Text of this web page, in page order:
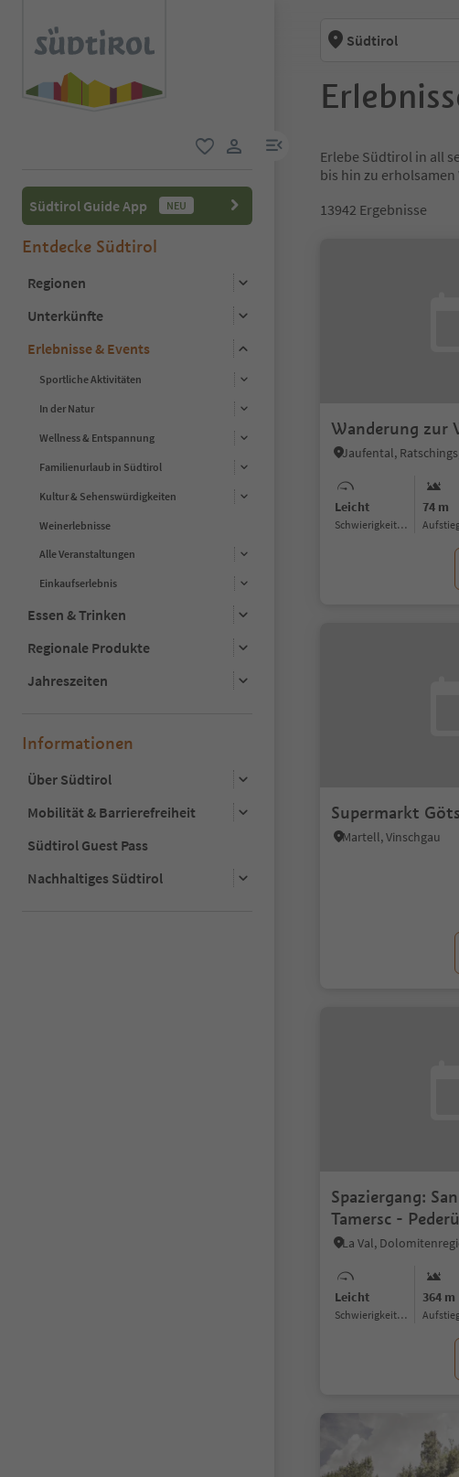
menu link
Südtirol Guide App NEU
Entdecke Südtirol
Regionen
Unterkünfte
Erlebnisse & Events
Sportliche Aktivitäten
In der Natur
Wellness & Entspannung
Familienurlaub in Südtirol
Kultur & Sehenswürdigkeiten
Weinerlebnisse
Alle Veranstaltungen
Einkaufserlebnis
Essen & Trinken
Regionale Produkte
Jahreszeiten
Informationen
Über Südtirol
Mobilität & Barrierefreiheit
Südtirol Guest Pass
Nachhaltiges Südtirol
Südtirol
Erlebe Südtirol in all
bis hin zu
13942 Ergebnisse
Wanderung zur
Leicht
Schwierigkeitsgrad
74 m
Supermarkt
Martell, Vinschgau
Spaziergang:
Tamersc - Pederü
La Val,
Leicht
Schwierigkeitsgrad
364 m